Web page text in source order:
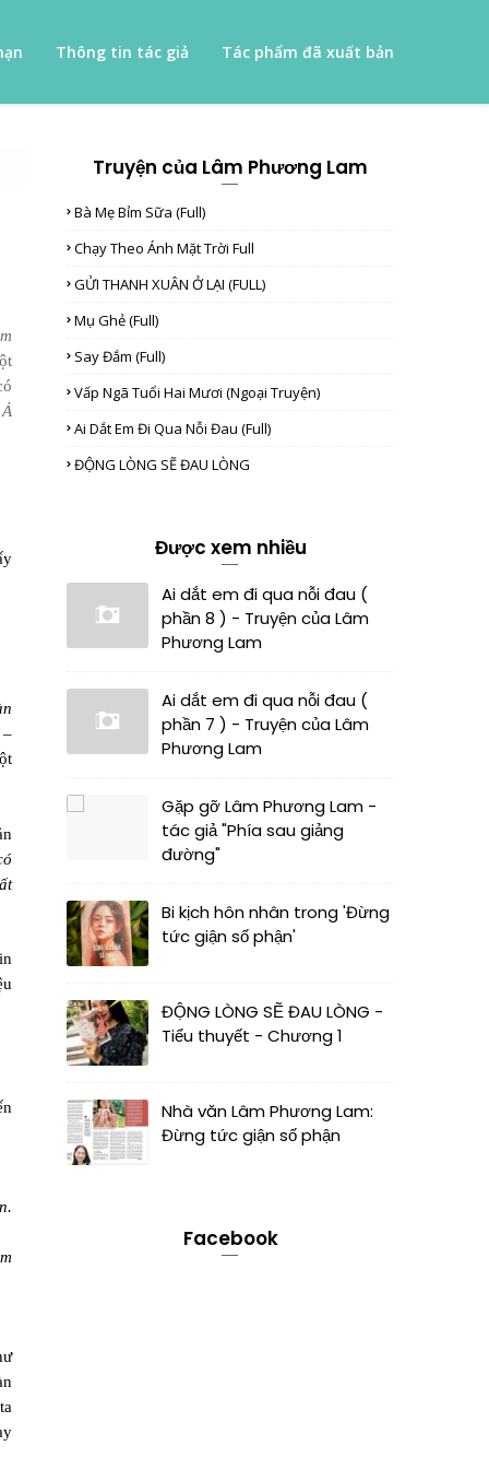
Thông tin tác giả Tác phẩm đã xuất bản
Ả
–
Truyện của Lâm Phương Lam
Bà Mẹ Bỉm Sữa (full)
Chạy Theo Ánh Mặt Trời Full
GỬI THANH XUÂN Ở LẠI (FULL)
Mụ Ghẻ (full)
Say Đắm (full)
Vấp Ngã Tuổi Hai Mươi (Ngoại Truyện)
Ai Dắt Em Đi Qua Nỗi Đau (full)
ĐỘNG LÒNG SẼ ĐAU LÒNG
Được xem nhiều
Ai dắt em đi qua nỗi đau (
phần 8 ) - Truyện của Lâm
Phương Lam
Ai dắt em đi qua nỗi đau (
phần 7 ) - Truyện của Lâm
Phương Lam
Gặp gỡ Lâm Phương Lam -
tác giả "Phía sau giảng
đường"
Bi kịch hôn nhân trong 'Đừng
tức giận số phận'
ĐỘNG LÒNG SẼ ĐAU LÒNG -
Tiểu thuyết - Chương 1
Nhà văn Lâm Phương Lam:
Đừng tức giận số phận
Facebook